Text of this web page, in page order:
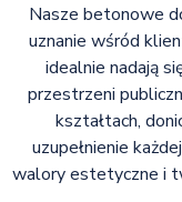
Nasze betonowe
uznanie wśród
idealnie nadają
przestrzeni
kształtach,
uzupełnienie
walory estetyczne i